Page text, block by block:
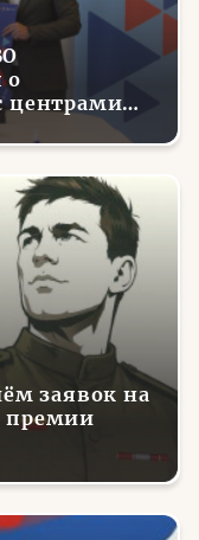
о
центрами
заявок на
премии